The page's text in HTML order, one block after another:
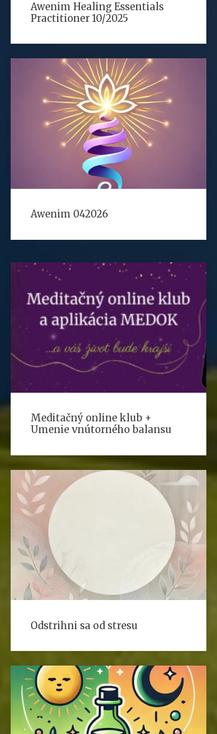
Awenim Healing Essentials
Practitioner 10/2025
Awenim 042026
Meditačný online klub +
Umenie vnútorného balansu
Odstrihni sa od stresu